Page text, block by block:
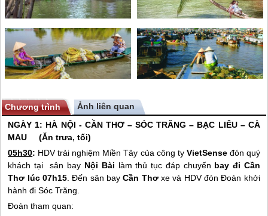
Chương trình
Ảnh liên quan
NGÀY 1: HÀ NỘI - CẦN THƠ – SÓC TRĂNG – BẠC LIÊU – CÀ
MAU (Ăn trưa, tối)
05h30: HDV trải nghiệm Miền Tây của công ty VietSense đón quý
khách tại sân bay Nội Bài làm thủ tục đáp chuyến bay đi Cần
Thơ lúc 07h15. Đến sân bayCần Thơxe và HDV đón Đoàn khởi
hành đi Sóc Trăng.
Đoàn tham quan: